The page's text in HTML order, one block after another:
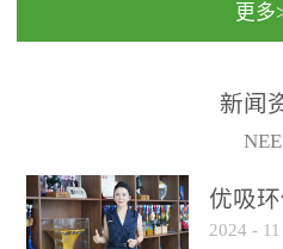
民法院室内除甲醛空气治
保施工日期：2020年1月珠
更多
新闻
优吸
勇敢破
2024 - 11